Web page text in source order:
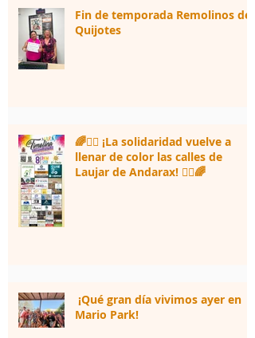
Fin de temporada Remolinos de
Quijotes
🌈🏃‍♀️ ¡La solidaridad vuelve a
llenar de color las calles de
Laujar de Andarax! 🏃‍♂️🌈
¡Qué gran día vivimos ayer en
Mario Park!